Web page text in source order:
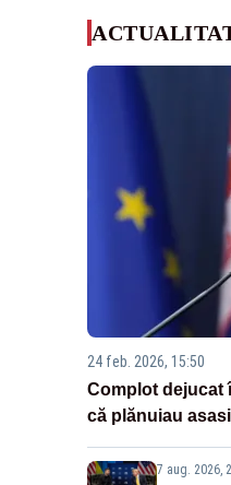
24 feb. 2026, 15:50
Complot dejucat
că plănuiau
7 aug. 2026,